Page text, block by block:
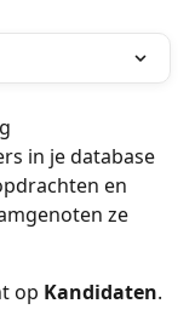
in je database
en
ze
op Kandidaten.